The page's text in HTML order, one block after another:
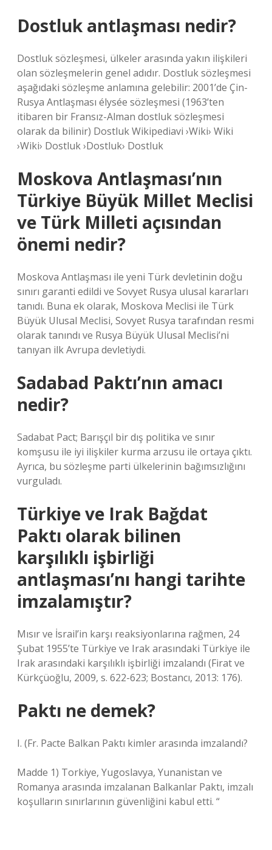
Dostluk antlaşması nedir?
Dostluk sözleşmesi, ülkeler arasında yakın ilişkileri
olan sözleşmelerin genel adıdır. Dostluk sözleşmesi
aşağıdaki sözleşme anlamına gelebilir: 2001’de Çin-
Rusya Antlaşması élysée sözleşmesi (1963’ten
itibaren bir Fransız-Alman dostluk sözleşmesi
olarak da bilinir) Dostluk Wikipediavi ›Wiki› Wiki
›Wiki› Dostluk ›Dostluk› Dostluk
Moskova Antlaşması’nın
Türkiye Büyük Millet Meclisi
ve Türk Milleti açısından
önemi nedir?
Moskova Antlaşması ile yeni Türk devletinin doğu
sınırı garanti edildi ve Sovyet Rusya ulusal kararları
tanıdı. Buna ek olarak, Moskova Meclisi ile Türk
Büyük Ulusal Meclisi, Sovyet Rusya tarafından resmi
olarak tanındı ve Rusya Büyük Ulusal Meclisi’ni
tanıyan ilk Avrupa devletiydi.
Sadabad Paktı’nın amacı
nedir?
Sadabat Pact; Barışçıl bir dış politika ve sınır
komşusu ile iyi ilişkiler kurma arzusu ile ortaya çıktı.
Ayrıca, bu sözleşme parti ülkelerinin bağımsızlığını
vurguladı.
Türkiye ve Irak Bağdat
Paktı olarak bilinen
karşılıklı işbirliği
antlaşması’nı hangi tarihte
imzalamıştır?
Mısır ve İsrail’in karşı reaksiyonlarına rağmen, 24
Şubat 1955’te Türkiye ve Irak arasındaki Türkiye ile
Irak arasındaki karşılıklı işbirliği imzalandı (Firat ve
Kürkçüoğlu, 2009, s. 622-623; Bostancı, 2013: 176).
Paktı ne demek?
I. (Fr. Pacte Balkan Paktı kimler arasında imzalandı?
Madde 1) Torkiye, Yugoslavya, Yunanistan ve
Romanya arasında imzalanan Balkanlar Paktı, imzalı
koşulların sınırlarının güvenliğini kabul etti. “